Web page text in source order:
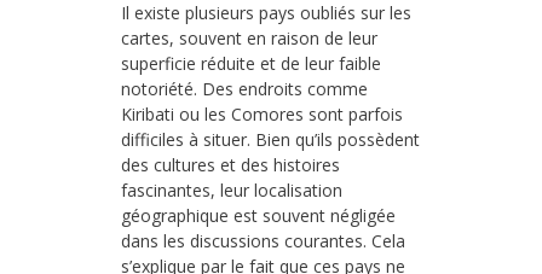
Il existe plusieurs pays oubliés sur les
cartes, souvent en raison de leur
superficie réduite et de leur faible
notoriété. Des endroits comme
Kiribati ou les Comores sont parfois
difficiles à situer. Bien qu’ils possèdent
des cultures et des histoires
fascinantes, leur localisation
géographique est souvent négligée
dans les discussions courantes. Cela
s’explique par le fait que ces pays ne